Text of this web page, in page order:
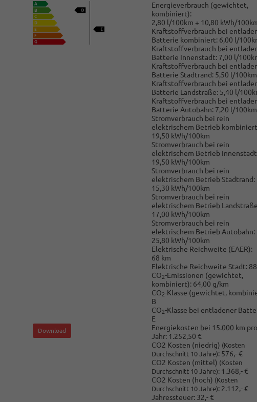
Energieverbrauch (gewichtet,
kombiniert):
2,80 l/100km + 10,80 kWh/
Kraftstoffverbrauch bei
Batterie kombiniert: 6,00 l/
Kraftstoffverbrauch bei
Batterie Innenstadt: 7,00 l/
Kraftstoffverbrauch bei
Batterie Stadtrand: 5,50 l/100km
Kraftstoffverbrauch bei
Batterie Landstraße: 5,40 l/
Kraftstoffverbrauch bei
Batterie Autobahn: 7,20 l/100km
Stromverbrauch bei rein
elektrischem Betrieb
19,50 kWh/100km
Stromverbrauch bei rein
elektrischem Betrieb
19,50 kWh/100km
Stromverbrauch bei rein
elektrischem Betrieb Stadtrand:
15,30 kWh/100km
Stromverbrauch bei rein
elektrischem Betrieb
17,00 kWh/100km
Stromverbrauch bei rein
elektrischem Betrieb Autobahn:
25,80 kWh/100km
Elektrische Reichweite (EAER):
68 km
Elektrische Reichweite Stadt:
CO2-Emissionen (gewichtet,
kombiniert): 64,00 g/km
CO2-Klasse (gewichtet,
B
CO2-Klasse bei entladener
E
Download
Energiekosten bei 15.000 km pro
Jahr: 1.252,50 €
CO2 Kosten (niedrig) (Kosten
Durchschnitt 10 Jahre): 576,- €
CO2 Kosten (mittel) (Kosten
Durchschnitt 10 Jahre): 1.368,- €
CO2 Kosten (hoch) (Kosten
Durchschnitt 10 Jahre): 2.112,- €
Jahressteuer: 32,- €